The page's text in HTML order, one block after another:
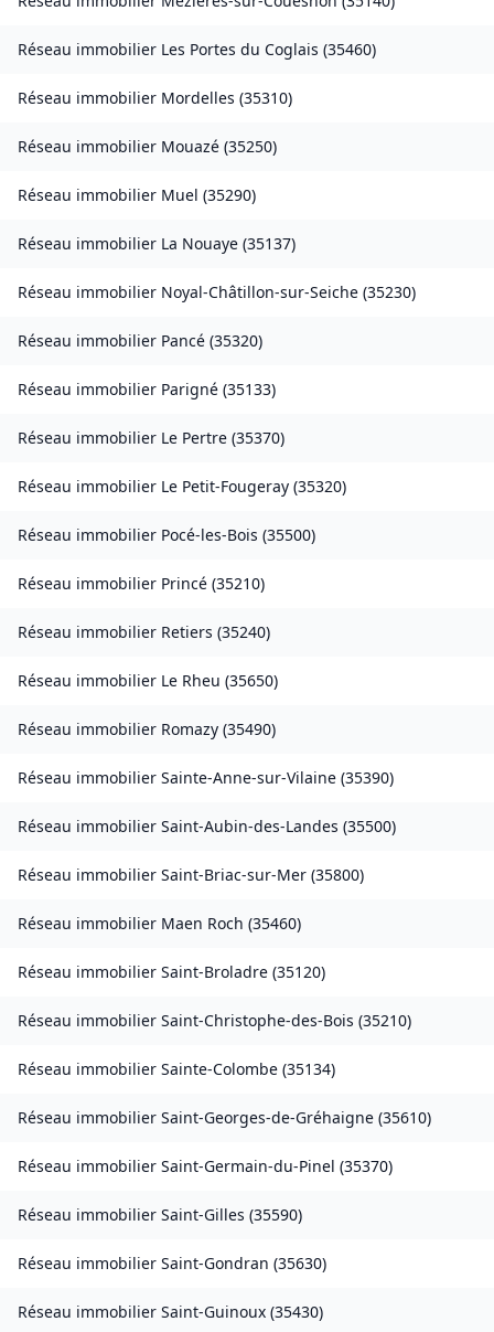
Réseau immobilier Les Portes du Coglais (35460)
Réseau immobilier Mordelles (35310)
Réseau immobilier Mouazé (35250)
Réseau immobilier Muel (35290)
Réseau immobilier La Nouaye (35137)
Réseau immobilier Noyal-Châtillon-sur-Seiche (35230)
Réseau immobilier Pancé (35320)
Réseau immobilier Parigné (35133)
Réseau immobilier Le Pertre (35370)
Réseau immobilier Le Petit-Fougeray (35320)
Réseau immobilier Pocé-les-Bois (35500)
Réseau immobilier Princé (35210)
Réseau immobilier Retiers (35240)
Réseau immobilier Le Rheu (35650)
Réseau immobilier Romazy (35490)
Réseau immobilier Sainte-Anne-sur-Vilaine (35390)
Réseau immobilier Saint-Aubin-des-Landes (35500)
Réseau immobilier Saint-Briac-sur-Mer (35800)
Réseau immobilier Maen Roch (35460)
Réseau immobilier Saint-Broladre (35120)
Réseau immobilier Saint-Christophe-des-Bois (35210)
Réseau immobilier Sainte-Colombe (35134)
Réseau immobilier Saint-Georges-de-Gréhaigne (35610)
Réseau immobilier Saint-Germain-du-Pinel (35370)
Réseau immobilier Saint-Gilles (35590)
Réseau immobilier Saint-Gondran (35630)
Réseau immobilier Saint-Guinoux (35430)